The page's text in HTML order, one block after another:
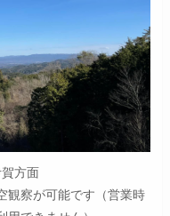
方面
観察が可能です（営業時